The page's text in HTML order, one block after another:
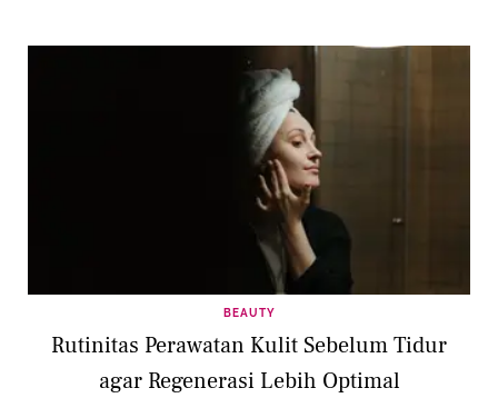
BEAUTY
Rutinitas Perawatan Kulit Sebelum Tidur
agar Regenerasi Lebih Optimal